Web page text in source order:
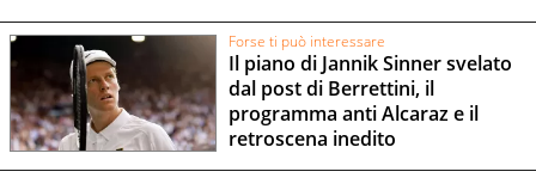
Forse ti può interessare
Il piano di Jannik Sinner svelato
dal post di Berrettini, il
programma anti Alcaraz e il
retroscena inedito